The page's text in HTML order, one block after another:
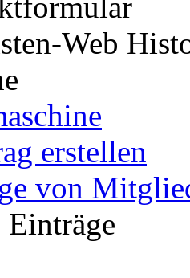
Web
erstellen
von